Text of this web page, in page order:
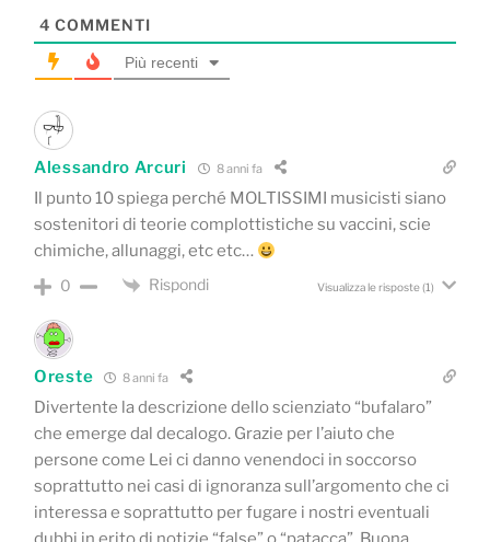
4 COMMENTI
Più recenti
Alessandro Arcuri 8 anni fa
Il punto 10 spiega perché MOLTISSIMI musicisti siano
sostenitori di teorie complottistiche su vaccini, scie
chimiche, allunaggi, etc etc…
0 Rispondi Visualizza le risposte(1)
Oreste 8 anni fa
Divertente la descrizione dello scienziato “bufalaro”
che emerge dal decalogo. Grazie per l’aiuto che
persone come Lei ci danno venendoci in soccorso
soprattutto nei casi di ignoranza sull’argomento che ci
interessa e soprattutto per fugare i nostri eventuali